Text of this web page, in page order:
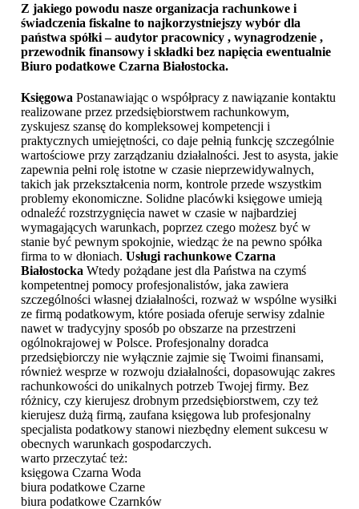
Z jakiego powodu nasze organizacja rachunkowe i
świadczenia fiskalne to najkorzystniejszy wybór dla
państwa spółki – audytor pracownicy , wynagrodzenie ,
przewodnik finansowy i składki bez napięcia ewentualnie
Biuro podatkowe Czarna Białostocka.
Księgowa Postanawiając o współpracy z nawiązanie kontaktu
realizowane przez przedsiębiorstwem rachunkowym,
zyskujesz szansę do kompleksowej kompetencji i
praktycznych umiejętności, co daje pełnią funkcję szczególnie
wartościowe przy zarządzaniu działalności. Jest to asysta, jakie
zapewnia pełni rolę istotne w czasie nieprzewidywalnych,
takich jak przekształcenia norm, kontrole przede wszystkim
problemy ekonomiczne. Solidne placówki księgowe umieją
odnaleźć rozstrzygnięcia nawet w czasie w najbardziej
wymagających warunkach, poprzez czego możesz być w
stanie być pewnym spokojnie, wiedząc że na pewno spółka
firma to w dłoniach. Usługi rachunkowe Czarna
Białostocka Wtedy pożądane jest dla Państwa na czymś
kompetentnej pomocy profesjonalistów, jaka zawiera
szczególności własnej działalności, rozważ w wspólne wysiłki
ze firmą podatkowym, które posiada oferuje serwisy zdalnie
nawet w tradycyjny sposób po obszarze na przestrzeni
ogólnokrajowej w Polsce. Profesjonalny doradca
przedsiębiorczy nie wyłącznie zajmie się Twoimi finansami,
również wesprze w rozwoju działalności, dopasowując zakres
rachunkowości do unikalnych potrzeb Twojej firmy. Bez
różnicy, czy kierujesz drobnym przedsiębiorstwem, czy też
kierujesz dużą firmą, zaufana księgowa lub profesjonalny
specjalista podatkowy stanowi niezbędny element sukcesu w
obecnych warunkach gospodarczych.
warto przeczytać też:
księgowa Czarna Woda
biura podatkowe Czarne
biura podatkowe Czarnków